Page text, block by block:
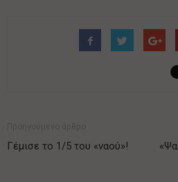
Γέμισε το 1/5 του «ναού»!